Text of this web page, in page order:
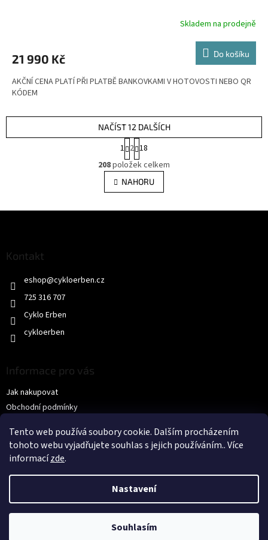
Tento web používá soubory cookie. Dalším procházením
tohoto webu vyjadřujete souhlas s jejich používáním.. Více
informacízde.
Nastavení
Souhlasím
R
M
A
Skladem na prodejně
21 990 Kč Do košíku
AKČNÍ CENA PLATÍ PŘI PLATBĚ BANKOVKAMI V HOTOVOSTI NEBO QR
KÓDEM
O
v
l
á
NAČÍST 12 DALŠÍCH
S
t
r
á
n
k
v
1 2 18
208položek celkem
NAHORU
Kontakt
eshop@cykloerben.cz
725 316 707
Cyklo Erben
cykloerben
Informace pro vás
Jak nakupovat
Obchodní podmínky
KONTAKTY
CYKLO ERBEN s.r.o.. Všechna práva vyhrazena.